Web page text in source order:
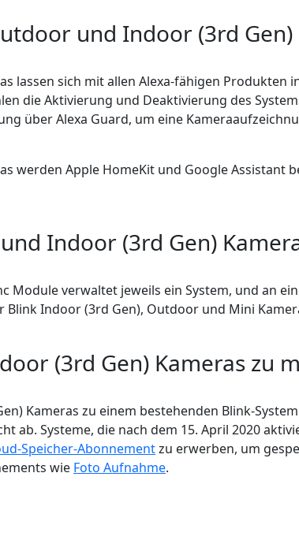
und Indoor (3rd
lassen sich mit allen Alexa-fähigen Produkten
die Aktivierung und Deaktivierung des
über Alexa Guard, um eine
werden Apple HomeKit und Google
Indoor (3rd Gen)
Module verwaltet jeweils ein System, und an
Indoor (3rd Gen), Outdoor und Mini
(3rd Gen) Kameras zu
Kameras zu einem bestehenden Blink-
ab. Systeme, die nach dem 15. April 2020
Speicher-Abonnementzu erwerben, um
wie Foto Aufnahme.